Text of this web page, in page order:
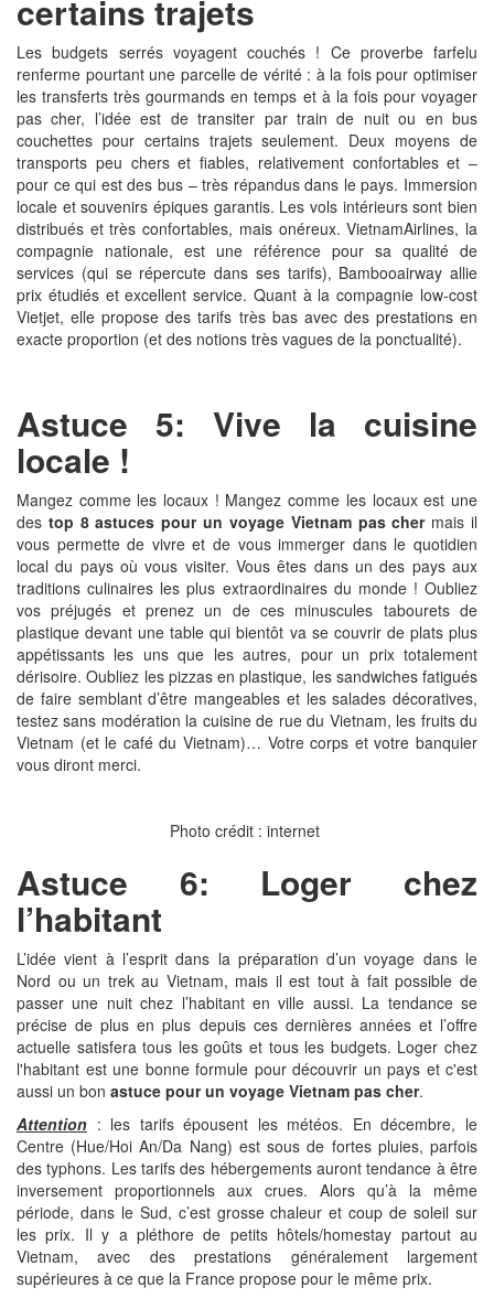
certains trajets
Les budgets serrés voyagent couchés ! Ce proverbe farfelu
renferme pourtant une parcelle de vérité : à la fois pour optimiser
les transferts très gourmands en temps et à la fois pour voyager
pas cher, l’idée est de transiter par train de nuit ou en bus
couchettes pour certains trajets seulement. Deux moyens de
transports peu chers et fiables, relativement confortables et –
pour ce qui est des bus – très répandus dans le pays. Immersion
locale et souvenirs épiques garantis. Les vols intérieurs sont bien
distribués et très confortables, mais onéreux. VietnamAirlines, la
compagnie nationale, est une référence pour sa qualité de
services (qui se répercute dans ses tarifs), Bambooairway allie
prix étudiés et excellent service. Quant à la compagnie low-cost
Vietjet, elle propose des tarifs très bas avec des prestations en
exacte proportion (et des notions très vagues de la ponctualité).
Astuce 5: Vive la cuisine
locale !
Mangez comme les locaux ! Mangez comme les locaux est une
des top 8 astuces pour un voyage Vietnam pas chermais il
vous permette de vivre et de vous immerger dans le quotidien
local du pays où vous visiter. Vous êtes dans un des pays aux
traditions culinaires les plus extraordinaires du monde ! Oubliez
vos préjugés et prenez un de ces minuscules tabourets de
plastique devant une table qui bientôt va se couvrir de plats plus
appétissants les uns que les autres, pour un prix totalement
dérisoire. Oubliez les pizzas en plastique, les sandwiches fatigués
de faire semblant d’être mangeables et les salades décoratives,
testez sans modération la cuisine de rue du Vietnam, les fruits du
Vietnam (et le café du Vietnam)… Votre corps et votre banquier
vous diront merci.
Photo crédit : internet
Astuce 6: Loger chez
l’habitant
L’idée vient à l’esprit dans la préparation d’un voyage dans le
Nord ou un trek au Vietnam, mais il est tout à fait possible de
passer une nuit chez l’habitant en ville aussi. La tendance se
précise de plus en plus depuis ces dernières années et l’offre
actuelle satisfera tous les goûts et tous les budgets. Loger chez
l'habitant est une bonne formule pour découvrir un pays et c'est
aussi un bon astuce pour un voyage Vietnam pas cher.
Attention : les tarifs épousent les météos. En décembre, le
Centre (Hue/Hoi An/Da Nang) est sous de fortes pluies, parfois
des typhons. Les tarifs des hébergements auront tendance à être
inversement proportionnels aux crues. Alors qu’à la même
période, dans le Sud, c’est grosse chaleur et coup de soleil sur
les prix. Il y a pléthore de petits hôtels/homestay partout au
Vietnam, avec des prestations généralement largement
supérieures à ce que la France propose pour le même prix.